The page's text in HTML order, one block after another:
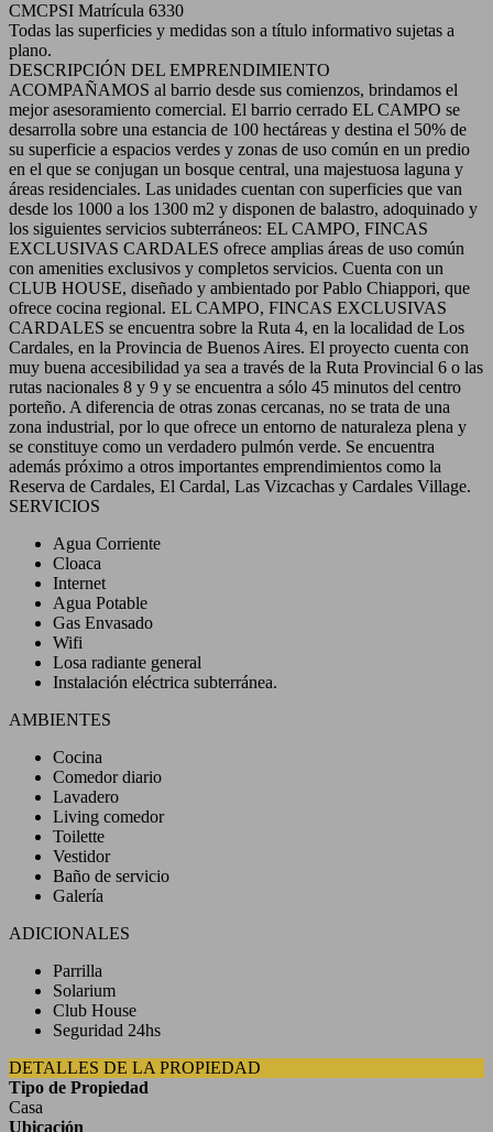
CMCPSI Matrícula 6330
Todas las superficies y medidas son a título informativo sujetas a
plano.
DESCRIPCIÓN DEL EMPRENDIMIENTO
ACOMPAÑAMOS al barrio desde sus comienzos, brindamos el
mejor asesoramiento comercial. El barrio cerrado EL CAMPO se
desarrolla sobre una estancia de 100 hectáreas y destina el 50% de
su superficie a espacios verdes y zonas de uso común en un predio
en el que se conjugan un bosque central, una majestuosa laguna y
áreas residenciales. Las unidades cuentan con superficies que van
desde los 1000 a los 1300 m2 y disponen de balastro, adoquinado y
los siguientes servicios subterráneos: EL CAMPO, FINCAS
EXCLUSIVAS CARDALES ofrece amplias áreas de uso común
con amenities exclusivos y completos servicios. Cuenta con un
CLUB HOUSE, diseñado y ambientado por Pablo Chiappori, que
ofrece cocina regional. EL CAMPO, FINCAS EXCLUSIVAS
CARDALES se encuentra sobre la Ruta 4, en la localidad de Los
Cardales, en la Provincia de Buenos Aires. El proyecto cuenta con
muy buena accesibilidad ya sea a través de la Ruta Provincial 6 o las
rutas nacionales 8 y 9 y se encuentra a sólo 45 minutos del centro
porteño. A diferencia de otras zonas cercanas, no se trata de una
zona industrial, por lo que ofrece un entorno de naturaleza plena y
se constituye como un verdadero pulmón verde. Se encuentra
además próximo a otros importantes emprendimientos como la
Reserva de Cardales, El Cardal, Las Vizcachas y Cardales Village.
SERVICIOS
Agua Corriente
Cloaca
Internet
Agua Potable
Gas Envasado
Wifi
Losa radiante general
Instalación eléctrica subterránea.
AMBIENTES
Cocina
Comedor diario
Lavadero
Living comedor
Toilette
Vestidor
Baño de servicio
Galería
ADICIONALES
Parrilla
Solarium
Club House
Seguridad 24hs
DETALLES DE LA PROPIEDAD
Tipo de Propiedad
Casa
Ubicación